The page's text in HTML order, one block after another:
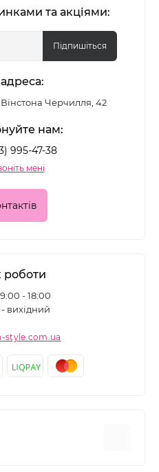
та акціями:
Підпишіться
Черчилля, 42
нам:
995-47-38
мені
роботи
- 18:00
вихідний
style.com.ua